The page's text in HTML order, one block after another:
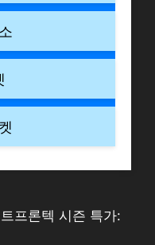
프론텍 시즌 특가: